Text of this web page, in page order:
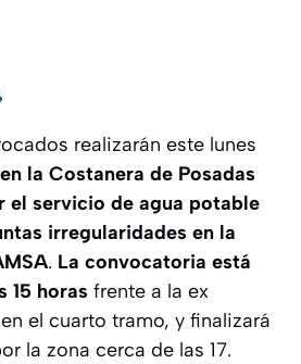
realizarán este lunes
la Costanera de Posadas
el servicio de agua potable
irregularidades en la
. La convocatoria está
15 horas frente a la ex
el cuarto tramo, y finalizará
la zona cerca de las 17.